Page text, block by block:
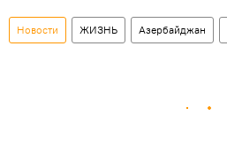
Новости ЖИЗНЬ Азербайджан